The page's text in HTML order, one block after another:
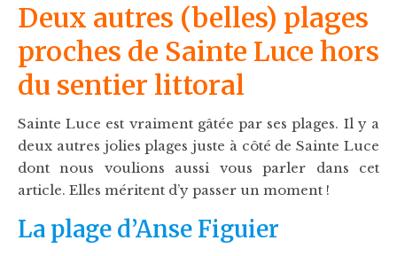
Deux autres (belles) plages
proches de Sainte Luce hors
du sentier littoral
Sainte Luce est vraiment gâtée par ses plages. Il y a
deux autres jolies plages juste à côté de Sainte Luce
dont nous voulions aussi vous parler dans cet
article. Elles méritent d’y passer un moment !
La plage d’Anse Figuier